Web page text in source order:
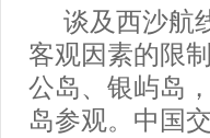
谈及西沙航
客观因素的限
公岛、银屿岛
岛参观。中国